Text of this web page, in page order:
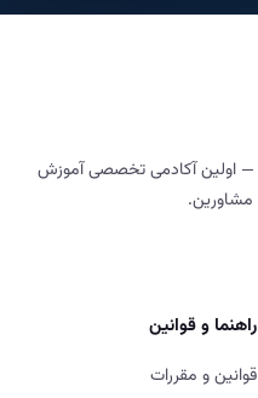
اولین آکادمی تخصصی آموزش
مشاورین.
راهنما و قوانین
قوانین و مقررات